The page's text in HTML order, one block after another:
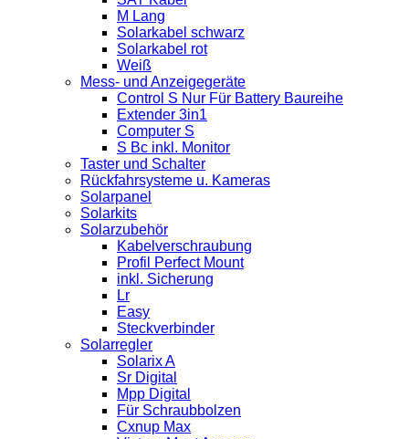
M Lang
Solarkabel schwarz
Solarkabel rot
Weiß
Mess- und Anzeigegeräte
Control S Nur Für Battery Baureihe
Extender 3in1
Computer S
S Bc inkl. Monitor
Taster und Schalter
Rückfahrsysteme u. Kameras
Solarpanel
Solarkits
Solarzubehör
Kabelverschraubung
Profil Perfect Mount
inkl. Sicherung
Lr
Easy
Steckverbinder
Solarregler
Solarix A
Sr Digital
Mpp Digital
Für Schraubbolzen
Cxnup Max